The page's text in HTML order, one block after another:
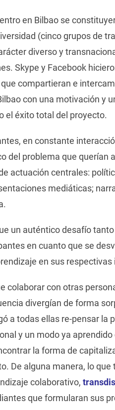
en Bilbao se
(cinco grupos de
diverso y
Skype y Facebook
compartieran e
con una motivación y
el éxito total del proyecto.
en constante
del problema que querían
actuación centrales:
mediáticas;
un auténtico desafío
en cuanto que se
en sus
colaborar con otras
divergían de forma
a todas ellas re-pensar la
y un modo ya aprendido
la forma de
De alguna manera, lo
colaborativo,
que formularan sus